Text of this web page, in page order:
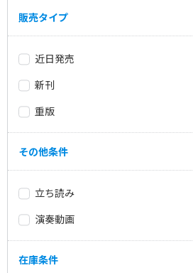
販売タイプ
近日発売
新刊
重版
その他条件
立ち読み
演奏動画
在庫条件